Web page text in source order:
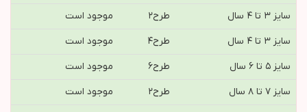
سایز ۳ تا ۴ سال
طرح٢
موجود است
سایز ۳ تا ۴ سال
طرح٤
موجود است
سایز ۵ تا ۶ سال
طرح۶
موجود است
سایز ۷ تا ۸ سال
طرح٢
موجود است